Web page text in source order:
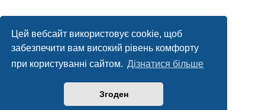
Цей вебсайт використовує cookie, щоб
забезпечити вам високий рівень комфорту
при користуванні сайтом. Дізнатися більше
Згоден